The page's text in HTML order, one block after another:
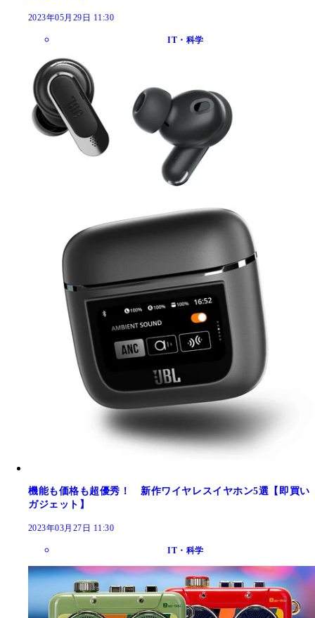
2023年05月29日 11:30
IT・科学
機能も価格も超優秀！ 新作ワイヤレスイヤホン5選【即買い
ガジェット】
2023年03月27日 11:30
IT・科学